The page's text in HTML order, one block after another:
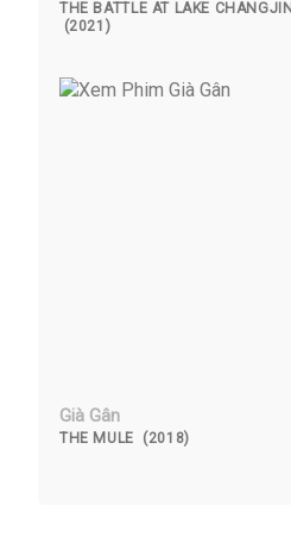
THE BATTLE AT LAKE CHANGJIN
(2021)
Già Gân
THE MULE (2018)